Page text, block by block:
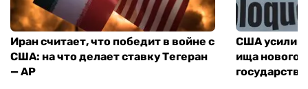
Иран считает, что победит в войне с
США: на что делает ставку Тегеран
— AP
США
ища нового